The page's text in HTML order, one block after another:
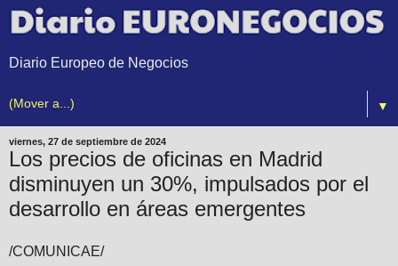
Diario Europeo de Negocios
▼
viernes, 27 de septiembre de 2024
Los precios de oficinas en Madrid
disminuyen un 30%, impulsados por el
desarrollo en áreas emergentes
/COMUNICAE/